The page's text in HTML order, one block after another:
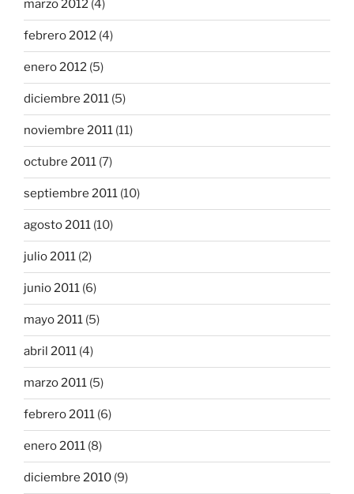
marzo 2012 (4)
febrero 2012 (4)
enero 2012 (5)
diciembre 2011 (5)
noviembre 2011 (11)
octubre 2011 (7)
septiembre 2011 (10)
agosto 2011 (10)
julio 2011 (2)
junio 2011 (6)
mayo 2011 (5)
abril 2011 (4)
marzo 2011 (5)
febrero 2011 (6)
enero 2011 (8)
diciembre 2010 (9)